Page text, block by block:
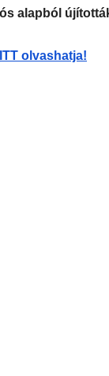
alapból
ITT olvashatja!